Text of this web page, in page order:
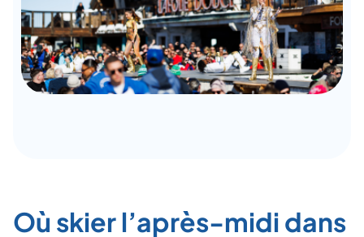
Où skier l’après-midi dans